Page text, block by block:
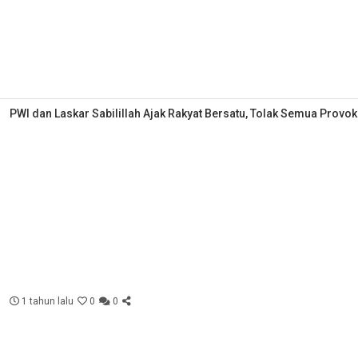
PWI dan Laskar Sabilillah Ajak Rakyat Bersatu, Tolak Semua
1 tahun lalu 0 0